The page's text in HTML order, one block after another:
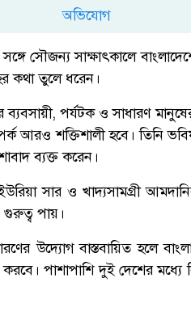
সৌজন্য সাক্ষাৎকালে
কথা তুলে ধরেন।
ব্যবসায়ী, পর্যটক ও সাধারণ
আরও শক্তিশালী হবে। তিনি
ব্যক্ত করেন।
সার ও খাদ্যসামগ্রী
গুরুত্ব পায়।
উদ্যোগ বাস্তবায়িত হলে
পাশাপাশি দুই দেশের মধ্যে